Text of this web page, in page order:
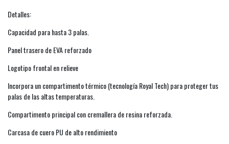
Detalles:
Capacidad para hasta 3 palas.
Panel trasero de EVA reforzado
Logotipo frontal en relieve
Incorpora un compartimento térmico (tecnología Royal Tech) para proteger tus
palas de las altas temperaturas.
Compartimento principal con cremallera de resina reforzada.
Carcasa de cuero PU de alto rendimiento